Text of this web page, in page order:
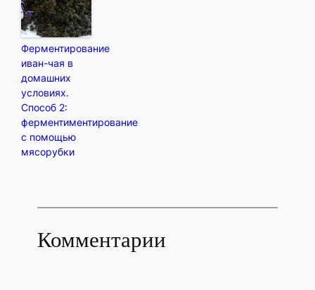
Ферментирование
иван-чая в
домашних
условиях.
Способ 2:
ферментиментирование
с помощью
мясорубки
Комментарии